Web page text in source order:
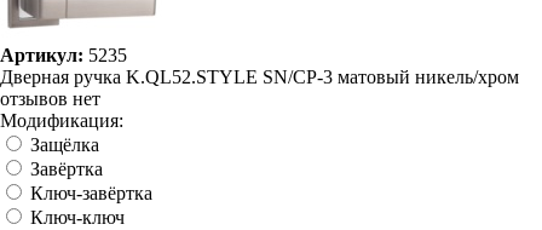
Артикул: 5235
Дверная ручка K.QL52.STYLE SN/CP-3 матовый никель/хром
отзывов нет
Модификация:
Защёлка
Завёртка
Ключ-завёртка
Ключ-ключ